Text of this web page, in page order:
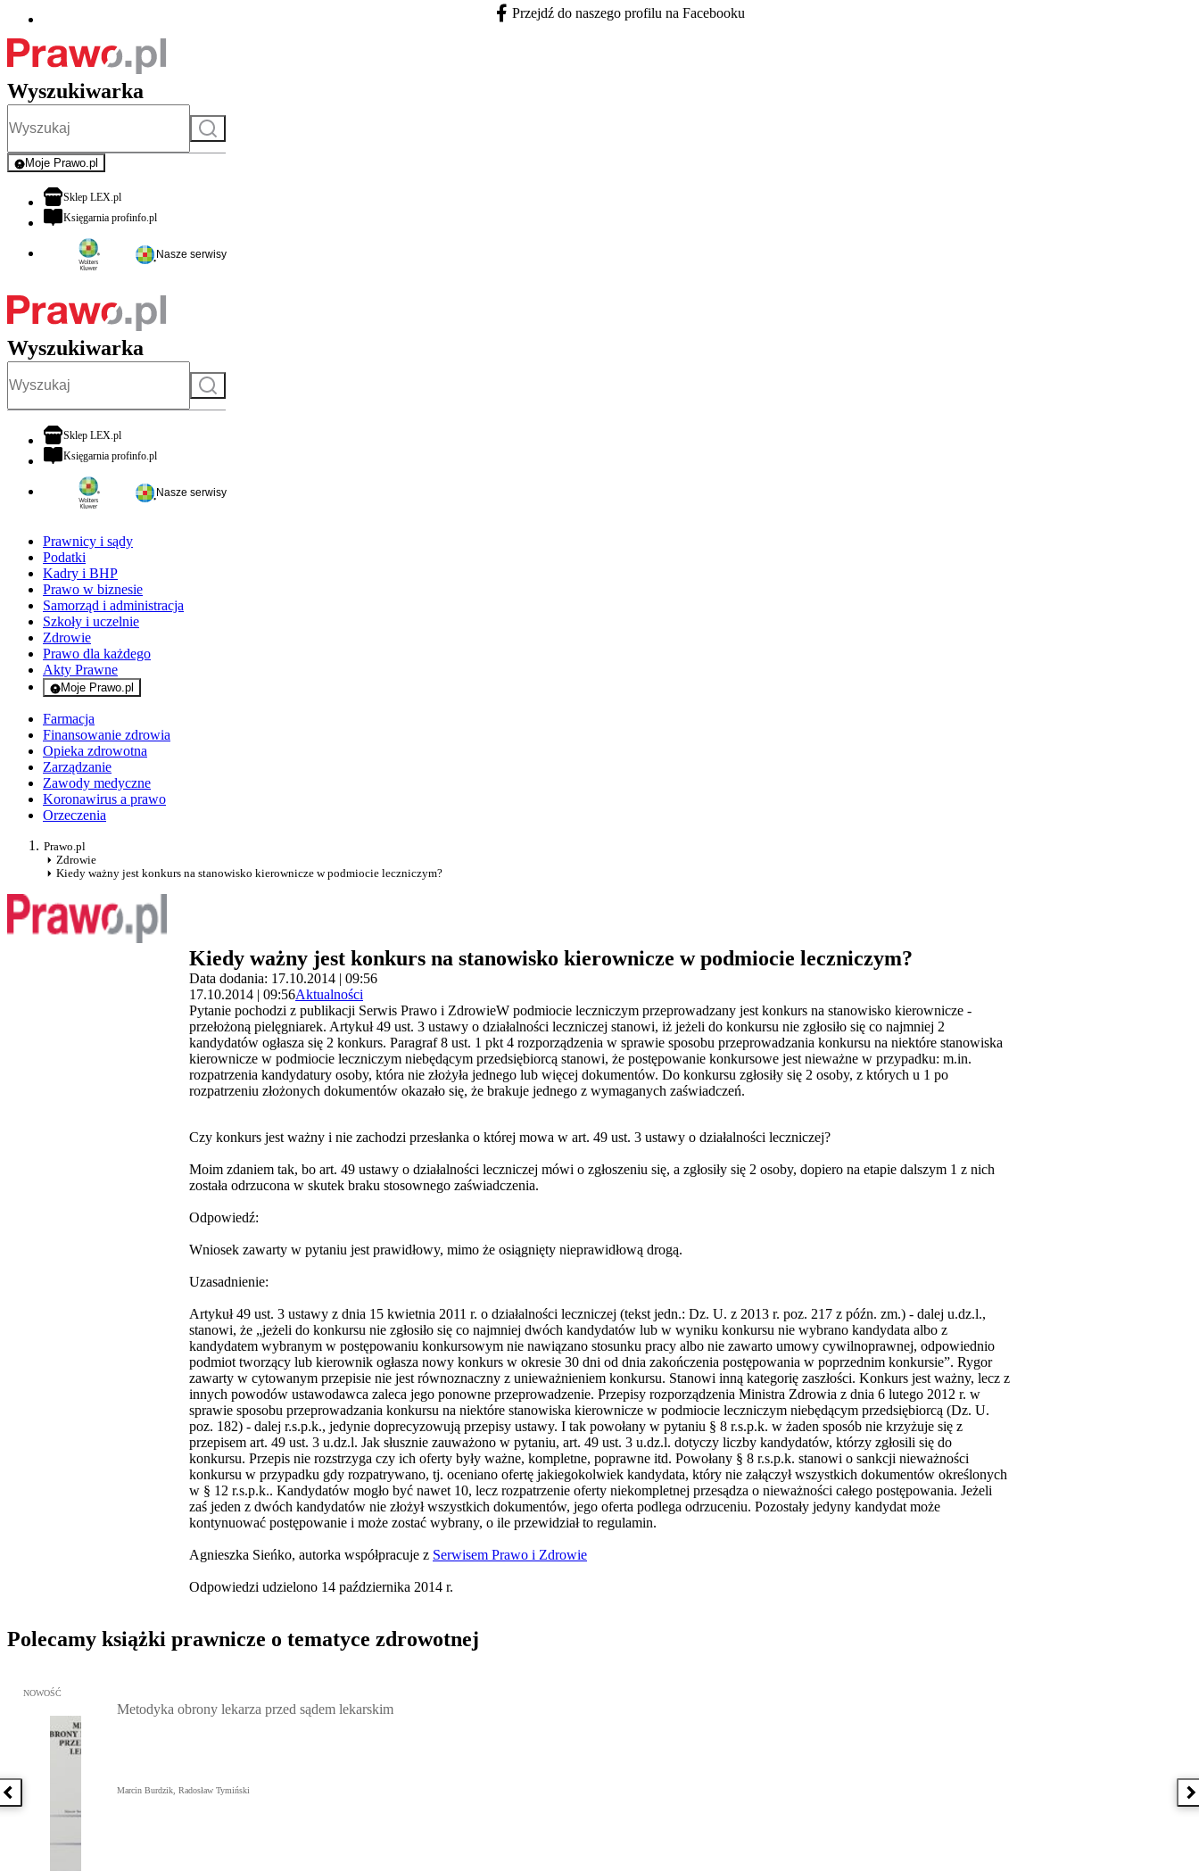
Facebook - otwiera się w nowej karcie
Przejdź do naszego profilu na Facebooku
Wyszukiwarka
Szukaj
Moje Prawo.pl
- rejestracja i logowanie do serwisu
Sklep LEX.plotwiera się w nowej karcie
Księgarnia profinfo.plotwiera się w nowej karcie
Nasze serwisy
Wyszukiwarka
Szukaj
Sklep LEX.plotwiera się w nowej karcie
Księgarnia profinfo.plotwiera się w nowej karcie
Nasze serwisy
Prawnicy i sądy
Podatki
Kadry i BHP
Prawo w biznesie
Samorząd i administracja
Szkoły i uczelnie
Zdrowie
Prawo dla każdego
Akty Prawne
Moje Prawo.pl
- rejestracja i logowanie do serwisu
Farmacja
Finansowanie zdrowia
Opieka zdrowotna
Zarządzanie
Zawody medyczne
Koronawirus a prawo
Orzeczenia
Prawo.pl
Zdrowie
Kiedy ważny jest konkurs na stanowisko kierownicze w podmiocie leczniczym?
Kiedy ważny jest konkurs na stanowisko kierownicze w podmiocie leczniczym?
Data dodania: 17.10.2014 | 09:56
17.10.2014 | 09:56Aktualności
Pytanie pochodzi z publikacji Serwis Prawo i ZdrowieW podmiocie leczniczym przeprowadzany jest konkurs na stanowisko kierownicze -
przełożoną pielęgniarek. Artykuł 49 ust. 3 ustawy o działalności leczniczej stanowi, iż jeżeli do konkursu nie zgłosiło się co najmniej 2
kandydatów ogłasza się 2 konkurs. Paragraf 8 ust. 1 pkt 4 rozporządzenia w sprawie sposobu przeprowadzania konkursu na niektóre stanowiska
kierownicze w podmiocie leczniczym niebędącym przedsiębiorcą stanowi, że postępowanie konkursowe jest nieważne w przypadku: m.in.
rozpatrzenia kandydatury osoby, która nie złożyła jednego lub więcej dokumentów. Do konkursu zgłosiły się 2 osoby, z których u 1 po
rozpatrzeniu złożonych dokumentów okazało się, że brakuje jednego z wymaganych zaświadczeń.
Czy konkurs jest ważny i nie zachodzi przesłanka o której mowa w art. 49 ust. 3 ustawy o działalności leczniczej?
Moim zdaniem tak, bo art. 49 ustawy o działalności leczniczej mówi o zgłoszeniu się, a zgłosiły się 2 osoby, dopiero na etapie dalszym 1 z nich
została odrzucona w skutek braku stosownego zaświadczenia.
Odpowiedź:
Wniosek zawarty w pytaniu jest prawidłowy, mimo że osiągnięty nieprawidłową drogą.
Uzasadnienie:
Artykuł 49 ust. 3 ustawy z dnia 15 kwietnia 2011 r. o działalności leczniczej (tekst jedn.: Dz. U. z 2013 r. poz. 217 z późn. zm.) - dalej u.dz.l.,
stanowi, że „jeżeli do konkursu nie zgłosiło się co najmniej dwóch kandydatów lub w wyniku konkursu nie wybrano kandydata albo z
kandydatem wybranym w postępowaniu konkursowym nie nawiązano stosunku pracy albo nie zawarto umowy cywilnoprawnej, odpowiednio
podmiot tworzący lub kierownik ogłasza nowy konkurs w okresie 30 dni od dnia zakończenia postępowania w poprzednim konkursie”. Rygor
zawarty w cytowanym przepisie nie jest równoznaczny z unieważnieniem konkursu. Stanowi inną kategorię zaszłości. Konkurs jest ważny, lecz z
innych powodów ustawodawca zaleca jego ponowne przeprowadzenie. Przepisy rozporządzenia Ministra Zdrowia z dnia 6 lutego 2012 r. w
sprawie sposobu przeprowadzania konkursu na niektóre stanowiska kierownicze w podmiocie leczniczym niebędącym przedsiębiorcą (Dz. U.
poz. 182) - dalej r.s.p.k., jedynie doprecyzowują przepisy ustawy. I tak powołany w pytaniu § 8 r.s.p.k. w żaden sposób nie krzyżuje się z
przepisem art. 49 ust. 3 u.dz.l. Jak słusznie zauważono w pytaniu, art. 49 ust. 3 u.dz.l. dotyczy liczby kandydatów, którzy zgłosili się do
konkursu. Przepis nie rozstrzyga czy ich oferty były ważne, kompletne, poprawne itd. Powołany § 8 r.s.p.k. stanowi o sankcji nieważności
konkursu w przypadku gdy rozpatrywano, tj. oceniano ofertę jakiegokolwiek kandydata, który nie załączył wszystkich dokumentów określonych
w § 12 r.s.p.k.. Kandydatów mogło być nawet 10, lecz rozpatrzenie oferty niekompletnej przesądza o nieważności całego postępowania. Jeżeli
zaś jeden z dwóch kandydatów nie złożył wszystkich dokumentów, jego oferta podlega odrzuceniu. Pozostały jedyny kandydat może
kontynuować postępowanie i może zostać wybrany, o ile przewidział to regulamin.
Agnieszka Sieńko, autorka współpracuje z Serwisem Prawo i Zdrowie
Odpowiedzi udzielono 14 października 2014 r.
Polecamy książki prawnicze o tematyce zdrowotnej
Poprzednia książka
Przejdź do: Metodyka obrony lekarza przed sądem lekarskim, Marcin Burdzik, Radosław Tymiński - otwiera się w nowym oknie
NOWOŚĆ
Metodyka obrony lekarza przed sądem lekarskim
Marcin Burdzik, Radosław Tymiński